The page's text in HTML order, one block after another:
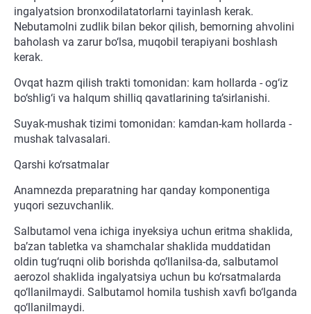
ingalyatsion bronxodilatatorlarni tayinlash kerak.
Nebutamolni zudlik bilan bekor qilish, bemorning ahvolini
baholash va zarur bo‘lsa, muqobil terapiyani boshlash
kerak.
Ovqat hazm qilish trakti tomonidan: kam hollarda - og‘iz
bo‘shlig‘i va halqum shilliq qavatlarining ta’sirlanishi.
Suyak-mushak tizimi tomonidan: kamdan-kam hollarda -
mushak talvasalari.
Qarshi ko‘rsatmalar
Anamnezda preparatning har qanday komponentiga
yuqori sezuvchanlik.
Salbutamol vena ichiga inyeksiya uchun eritma shaklida,
ba’zan tabletka va shamchalar shaklida muddatidan
oldin tug‘ruqni olib borishda qo‘llanilsa-da, salbutamol
aerozol shaklida ingalyatsiya uchun bu ko‘rsatmalarda
qo‘llanilmaydi. Salbutamol homila tushish xavfi bo‘lganda
qo‘llanilmaydi.